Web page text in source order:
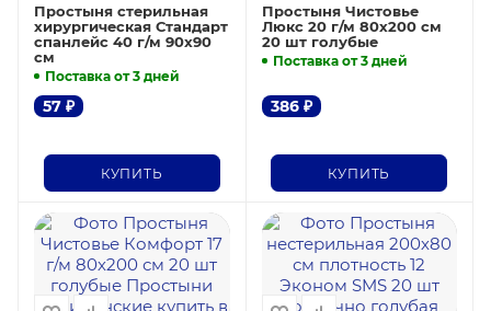
Простыня стерильная
хирургическая Стандарт
спанлейс 40 г/м 90x90
см
Поставка от 3 дней
57 ₽
КУПИТЬ
Простыня Чистовье
Люкс 20 г/м 80х200 см
20 шт голубые
Поставка от 3 дней
386₽
КУПИТЬ